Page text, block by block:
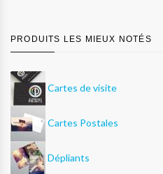
PRODUITS LES MIEUX NOTÉS
Cartes de visite
Cartes Postales
Dépliants